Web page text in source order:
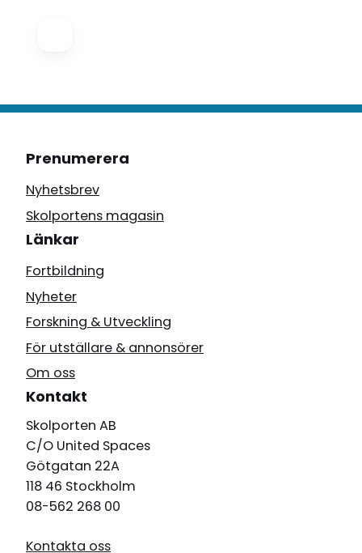
Prenumerera
Nyhetsbrev
Skolportens magasin
Länkar
Fortbildning
Nyheter
Forskning & Utveckling
För utställare & annonsörer
Om oss
Kontakt
Skolporten AB
C/O United Spaces
Götgatan 22A
118 46 Stockholm
08-562 268 00
Kontakta oss